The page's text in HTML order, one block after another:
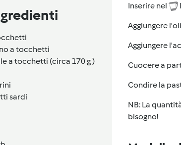
a tocchetti
a tocchetti (circa 170 g )
sardi
Inserire nel
Aggiungere
Aggiungere
Cuocere a
Condire la
NB: La
bisogno!